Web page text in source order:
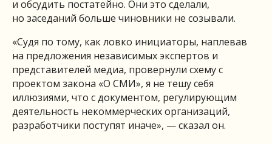
и обсудить постатейно. Они это сделали,
но заседаний больше чиновники не созывали.
«Судя по тому, как ловко инициаторы, наплевав
на предложения независимых экспертов и
представителей медиа, провернули схему с
проектом закона «О СМИ», я не тешу себя
иллюзиями, что с документом, регулирующим
деятельность некоммерческих организаций,
разработчики поступят иначе», — сказал он.